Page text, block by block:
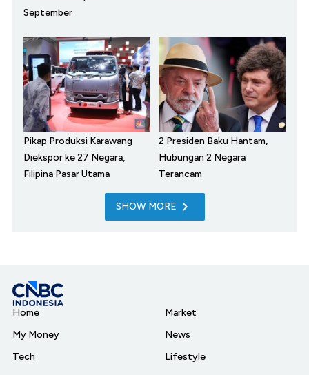
September
Pikap Produksi Karawang
Diekspor ke 27 Negara,
Filipina Pasar Utama
2 Presiden Baku Hantam,
Hubungan 2 Negara
Terancam
SHOW MORE
Home
My Money
Tech
Market
News
Lifestyle